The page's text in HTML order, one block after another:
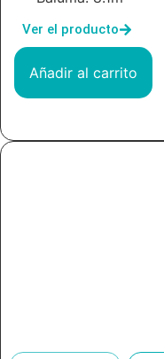
Ver el producto
Añadir al carrito